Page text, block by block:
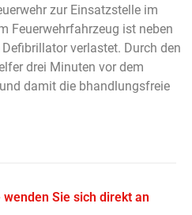
zur Einsatzstelle im
Feuerwehrfahrzeug ist neben
verlastet. Durch den
drei Minuten vor dem
damit die bhandlungsfreie
Sie sich direkt an